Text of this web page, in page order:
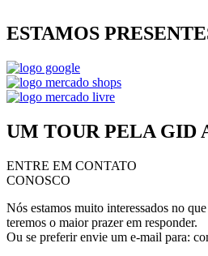
ESTAMOS
UM TOUR PELA GID
ENTRE EM CONTATO
CONOSCO
Nós estamos muito interessados no
teremos o maior prazer em responder.
Ou se preferir envie um e-mail para: